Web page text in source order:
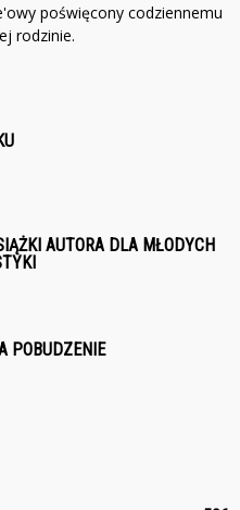
poświęcony codziennemu
rodzinie.
AUTORA DLA MŁODYCH
POBUDZENIE